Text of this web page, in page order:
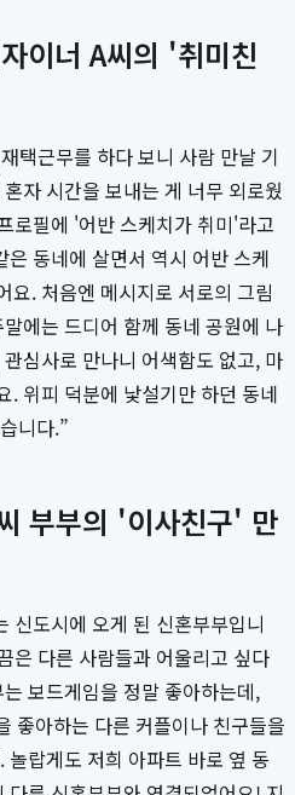
이너 A씨의 '취미친
택근무를 하다 보니 사람 만날 기
자 시간을 보내는 게 너무 외로웠
로필에 '어반 스케치가 취미'라고
동네에 살면서 역시 어반 스케
요. 처음엔 메시지로 서로의 그림
에는 드디어 함께 동네 공원에 나
심사로 만나니 어색함도 없고, 마
. 위피 덕분에 낯설기만 하던 동네
니다.”
부부의 '이사친구' 만
신도시에 오게 된 신혼부부입니
은 다른 사람들과 어울리고 싶다
보드게임을 정말 좋아하는데,
좋아하는 다른 커플이나 친구들을
랍게도 저희 아파트 바로 옆 동